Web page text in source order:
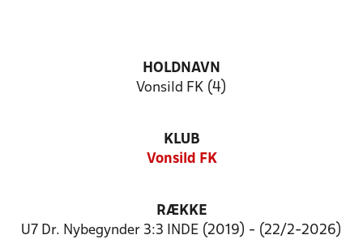
HOLDNAVN
Vonsild FK (4)
KLUB
Vonsild FK
RÆKKE
U7 Dr. Nybegynder 3:3 INDE (2019) - (22/2-2026)